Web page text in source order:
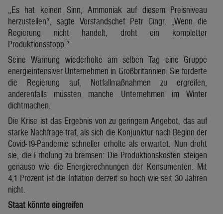
„Es hat keinen Sinn, Ammoniak auf diesem Preisniveau
herzustellen“, sagte Vorstandschef Petr Cingr. „Wenn die
Regierung nicht handelt, droht ein kompletter
Produktionsstopp.“
Seine Warnung wiederholte am selben Tag eine Gruppe
energieintensiver Unternehmen in Großbritannien. Sie forderte
die Regierung auf, Notfallmaßnahmen zu ergreifen,
anderenfalls müssten manche Unternehmen im Winter
dichtmachen.
Die Krise ist das Ergebnis von zu geringem Angebot, das auf
starke Nachfrage traf, als sich die Konjunktur nach Beginn der
Covid-19-Pandemie schneller erholte als erwartet. Nun droht
sie, die Erholung zu bremsen: Die Produktionskosten steigen
genauso wie die Energierechnungen der Konsumenten. Mit
4,1 Prozent ist die Inflation derzeit so hoch wie seit 30 Jahren
nicht.
Staat könnte eingreifen